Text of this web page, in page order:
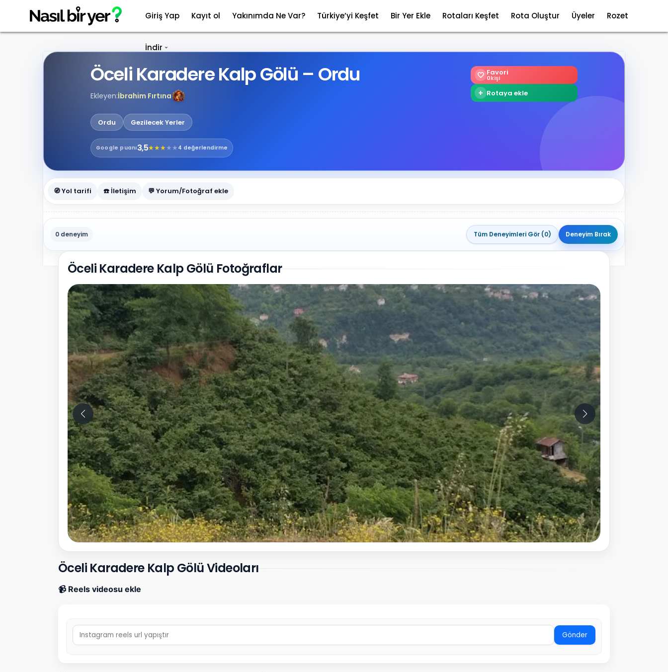
Giriş Yap Kayıt ol Yakınımda Ne Var? Türkiye’yi Keşfet Bir Yer Ekle Rotaları Keşfet Rota Oluştur Üyeler Rozet
İndir
Öceli Karadere Kalp Gölü – Ordu
Ekleyen:İbrahim Fırtına
Ordu Gezilecek Yerler
Google puanı3,5★★★★★ 4 değerlendirme
🤍 Favori
0kişi
+ Rotaya ekle
🧭 Yol tarifi ☎️ İletişim 💬 Yorum/Fotoğraf ekle
0 deneyim Tüm Deneyimleri Gör (0) Deneyim Bırak
Öceli Karadere Kalp Gölü Fotoğraflar
7 Fotoğraf
Öceli Karadere Kalp Gölü Videoları
📹 Reels videosu ekle
Gönder